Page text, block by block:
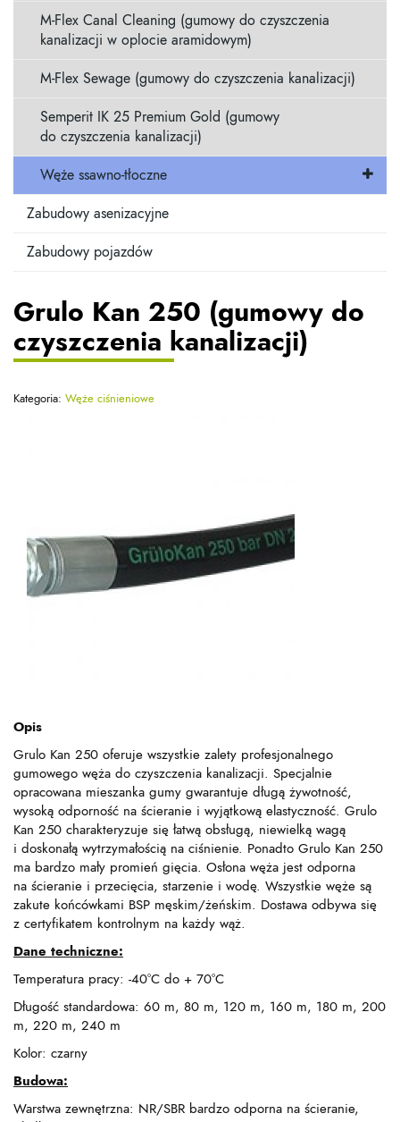
M-Flex Canal Cleaning (gumowy do czyszczenia
kanalizacji w oplocie aramidowym)
M-Flex Sewage (gumowy do czyszczenia kanalizacji)
Semperit IK 25 Premium Gold (gumowy
do czyszczenia kanalizacji)
Węże ssawno-tłoczne
Zabudowy asenizacyjne
Zabudowy pojazdów
Grulo Kan 250 (gumowy do
czyszczenia kanalizacji)
Kategoria: Węże ciśnieniowe
Opis
Grulo Kan 250 oferuje wszystkie zalety profesjonalnego
gumowego węża do czyszczenia kanalizacji. Specjalnie
opracowana mieszanka gumy gwarantuje długą żywotność,
wysoką odporność na ścieranie i wyjątkową elastyczność. Grulo
Kan 250 charakteryzuje się łatwą obsługą, niewielką wagą
i doskonałą wytrzymałością na ciśnienie. Ponadto Grulo Kan 250
ma bardzo mały promień gięcia. Osłona węża jest odporna
na ścieranie i przecięcia, starzenie i wodę. Wszystkie węże są
zakute końcówkami BSP męskim/żeńskim. Dostawa odbywa się
z certyfikatem kontrolnym na każdy wąż.
Dane techniczne:
Temperatura pracy: -40°C do + 70°C
Długość standardowa: 60 m, 80 m, 120 m, 160 m, 180 m, 200
m, 220 m, 240 m
Kolor: czarny
Budowa:
Warstwa zewnętrzna: NR/SBR bardzo odporna na ścieranie,